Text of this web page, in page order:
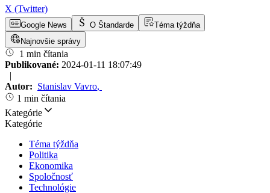
X (Twitter)
Google News O Štandarde
Téma týždňa
Najnovšie správy
1 min čítania
Publikované: 2024-01-11 18:07:49
|
Autor: Stanislav Vavro,
1 min čítania
Kategórie
Kategórie
Téma týždňa
Politika
Ekonomika
Spoločnosť
Technológie